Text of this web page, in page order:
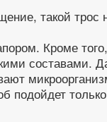
такой
Кроме
составами.
подойдет